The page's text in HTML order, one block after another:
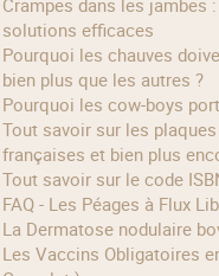
solutions efficaces
Pourquoi les chauves doivent se méfier du soleil
bien plus que les autres ?
Pourquoi les cow‑boys
Tout savoir sur les plaques d'immatriculation
françaises et bien plus
Tout savoir sur le code
FAQ - Les Péages à Flux
La Dermatose nodulaire
Les Vaccins Obligatoires en France ( le Guide